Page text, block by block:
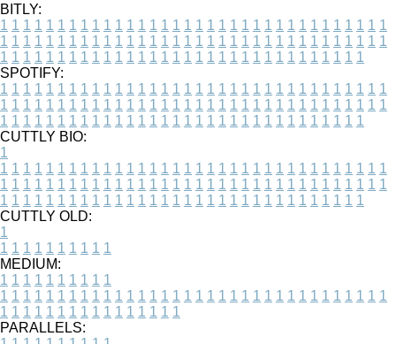
BITLY:
1 1 1 1 1 1 1 1 1 1 1 1 1 1 1 1 1 1 1 1 1 1 1 1 1 1 1 1 1 1 1 1 1 1
1 1 1 1 1 1 1 1 1 1 1 1 1 1 1 1 1 1 1 1 1 1 1 1 1 1 1 1 1 1 1 1 1 1
1 1 1 1 1 1 1 1 1 1 1 1 1 1 1 1 1 1 1 1 1 1 1 1 1 1 1 1 1 1 1 1
SPOTIFY:
1 1 1 1 1 1 1 1 1 1 1 1 1 1 1 1 1 1 1 1 1 1 1 1 1 1 1 1 1 1 1 1 1 1
1 1 1 1 1 1 1 1 1 1 1 1 1 1 1 1 1 1 1 1 1 1 1 1 1 1 1 1 1 1 1 1 1 1
1 1 1 1 1 1 1 1 1 1 1 1 1 1 1 1 1 1 1 1 1 1 1 1 1 1 1 1 1 1 1 1
CUTTLY BIO:
1
1 1 1 1 1 1 1 1 1 1 1 1 1 1 1 1 1 1 1 1 1 1 1 1 1 1 1 1 1 1 1 1 1 1
1 1 1 1 1 1 1 1 1 1 1 1 1 1 1 1 1 1 1 1 1 1 1 1 1 1 1 1 1 1 1 1 1 1
1 1 1 1 1 1 1 1 1 1 1 1 1 1 1 1 1 1 1 1 1 1 1 1 1 1 1 1 1 1 1 1
CUTTLY OLD:
1
1 1 1 1 1 1 1 1 1 1
MEDIUM:
1 1 1 1 1 1 1 1 1 1
1 1 1 1 1 1 1 1 1 1 1 1 1 1 1 1 1 1 1 1 1 1 1 1 1 1 1 1 1 1 1 1 1 1
1 1 1 1 1 1 1 1 1 1 1 1 1 1 1 1
PARALLELS: